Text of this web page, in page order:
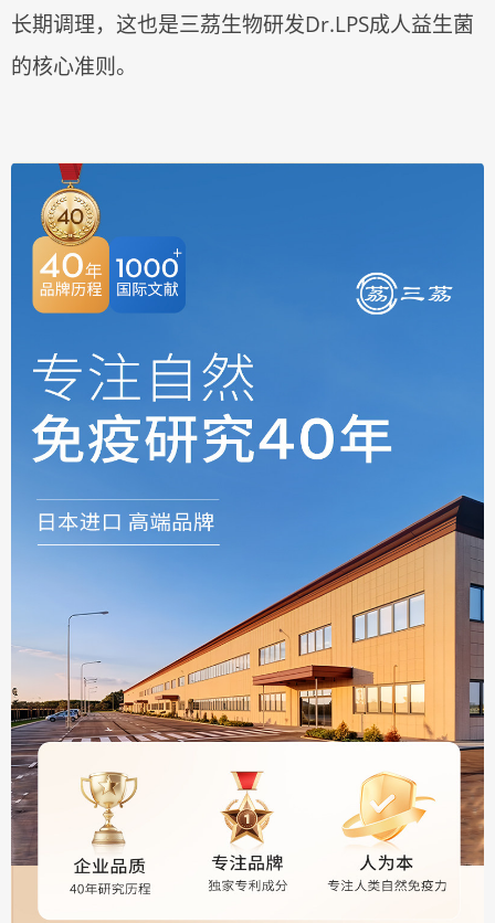
长期调理，这也是三茘生物研发Dr.LPS成人益生菌
的核心准则。